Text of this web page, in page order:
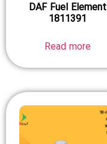
DAF Fuel Element
1811391
Read more